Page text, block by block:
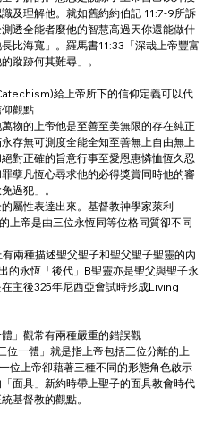
及理解他。就如舊約約伯記 11:7-9所訴
透全能者麼他的智慧高過天你還能做什
比海寬」。羅馬書11:33「深哉上帝豐富
蹤跡何其難尋」。
給上帝所下的信仰定義可以代
觀點
物的上帝他是至善至美無限的存在純正
存無可測度全能全知至善無上自由無上
對正確的旨意行事至愛恩惠憐恤恆久忍
孽凡恆心尋求他的必得獎賞同時他的審
過犯」。
屬性表達出來。基督教神學家萊利
上帝是由三位永恆同等位格同質卻不同
兩種描述聖父聖子和聖父聖子聖靈的內
的永恆「後代」B聖靈亦是聖父與聖子永
主後325年尼西亞會試時形成Living
」觀常有兩種嚴重的錯誤觀
位一體」就是指上帝包括三位分離的上
位上帝卻藉著三種不同的形態角色啟示
面具」新約時帶上聖子的面具教會時代
基督教的觀點。